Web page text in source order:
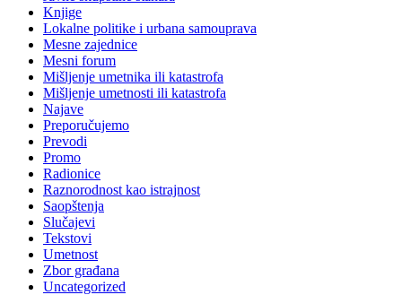
Knjige
Lokalne politike i urbana samouprava
Mesne zajednice
Mesni forum
Mišljenje umetnika ili katastrofa
Mišljenje umetnosti ili katastrofa
Najave
Preporučujemo
Prevodi
Promo
Radionice
Raznorodnost kao istrajnost
Saopštenja
Slučajevi
Tekstovi
Umetnost
Zbor građana
Uncategorized